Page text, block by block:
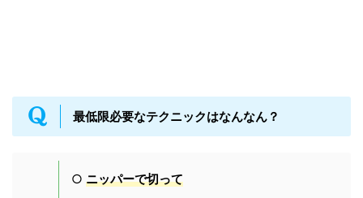
最低限必要なテクニックはなんなん？
○ ニッパーで切って